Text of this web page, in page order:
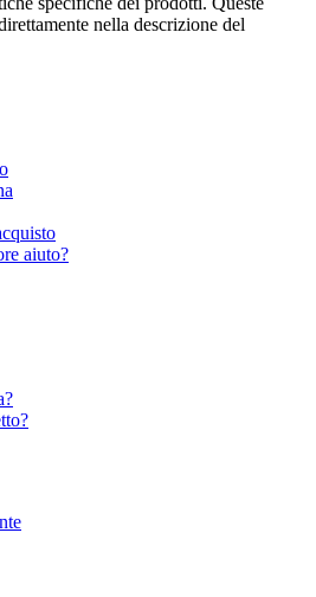
nella descrizione del
aiuto?